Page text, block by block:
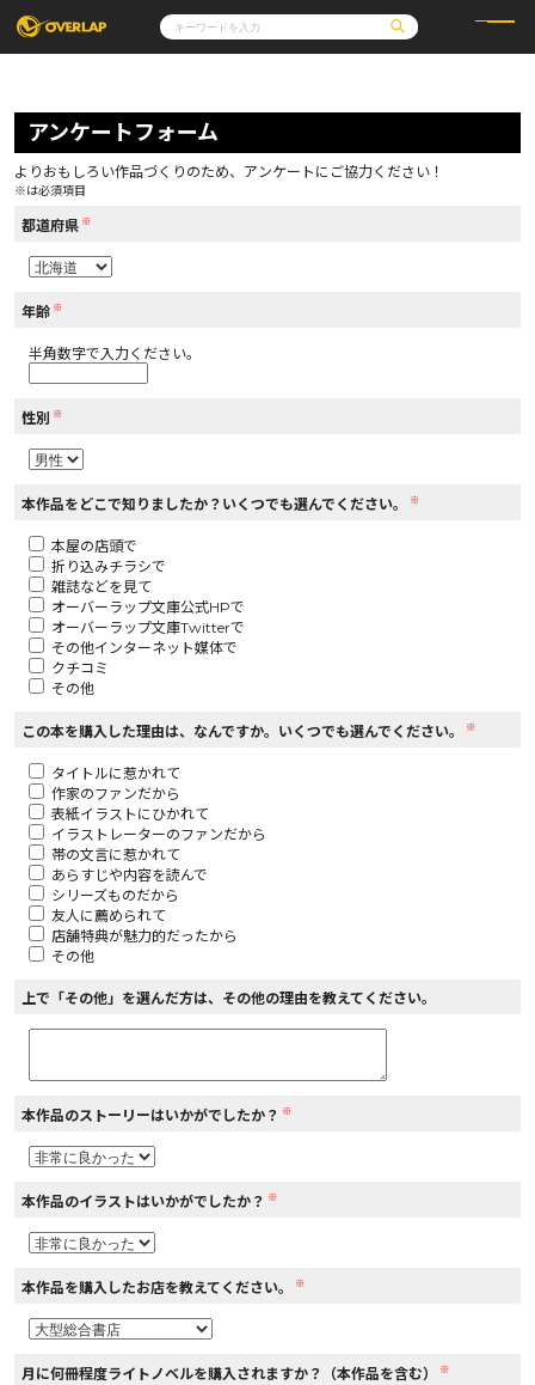
コミック
コミックガルド
コミッククリエ
LiQulle
ラブパルフェ
ライトノベル
ロサージュノベルス
その他
コミックエッセイ
通販・NEWS
OVERLAP STORE
アクセス
オーバーラップホールディングス
コミックパルフェ
閉じる
アンケートフォーム
よりおもしろい作品づくりのため、アンケートにご協力ください！
※は必須項目
都道府県 ※
年齢 ※
半角数字で入力ください。
性別 ※
本作品をどこで知りましたか？いくつでも選んでください。 ※
本屋の店頭で
折り込みチラシで
雑誌などを見て
オーバーラップ文庫公式HPで
オーバーラップ文庫Twitterで
その他インターネット媒体で
クチコミ
その他
この本を購入した理由は、なんですか。いくつでも選んでください。 ※
タイトルに惹かれて
作家のファンだから
表紙イラストにひかれて
イラストレーターのファンだから
帯の文言に惹かれて
あらすじや内容を読んで
シリーズものだから
友人に薦められて
店舗特典が魅力的だったから
その他
上で「その他」を選んだ方は、その他の理由を教えてください。
本作品のストーリーはいかがでしたか？ ※
本作品のイラストはいかがでしたか？ ※
本作品を購入したお店を教えてください。 ※
月に何冊程度ライトノベルを購入されますか？（本作品を含む） ※